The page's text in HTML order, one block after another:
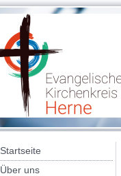
Startseite
Über uns